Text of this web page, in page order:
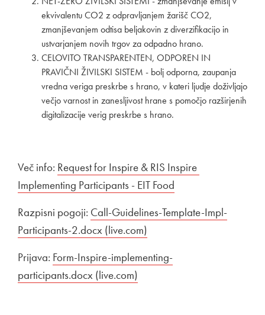
ekvivalentu CO2 z odpravljanjem žarišč CO2,
zmanjševanjem odtisa beljakovin z diverzifikacijo in
ustvarjanjem novih trgov za odpadno hrano.
CELOVITO TRANSPARENTEN, ODPOREN IN
PRAVIČNI ŽIVILSKI SISTEM - bolj odporna, zaupanja
vredna veriga preskrbe s hrano, v kateri ljudje doživljajo
večjo varnost in zanesljivost hrane s pomočjo razširjenih
digitalizacije verig preskrbe s hrano.
Več info: Zunanja povezava na
​Request for ​Inspire & RIS Inspire ​
Implementing Participants - EIT Food
Razpisni pogoji: Zunanja povezava na
Call-Guidelines-Template-Impl-
Participants-2.docx (live.com)
Prijava: Zunanja povezava na
Form-Inspire-implementing-
participants.docx (live.com)